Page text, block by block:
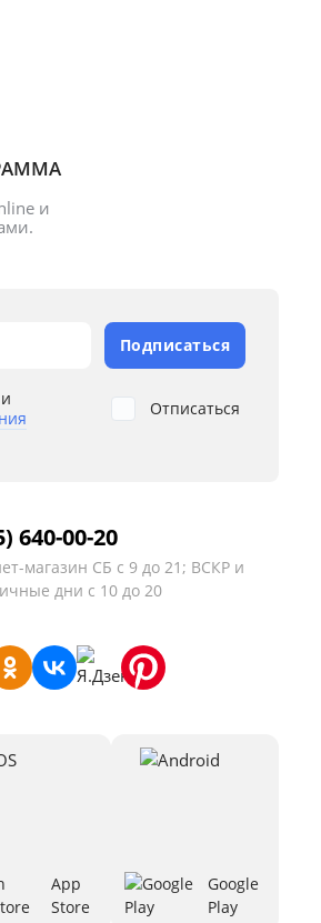
и
Подписаться
Отписаться
640-00-20
магазин СБ с 9 до 21; ВСКР и
дни с 10 до 20
App
Store
Google
Play